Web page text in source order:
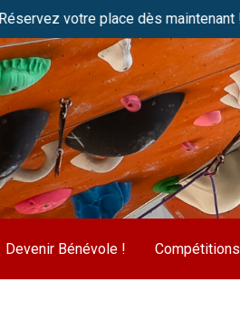
place dès maintenant !
Devenir Bénévole ! Compétitions